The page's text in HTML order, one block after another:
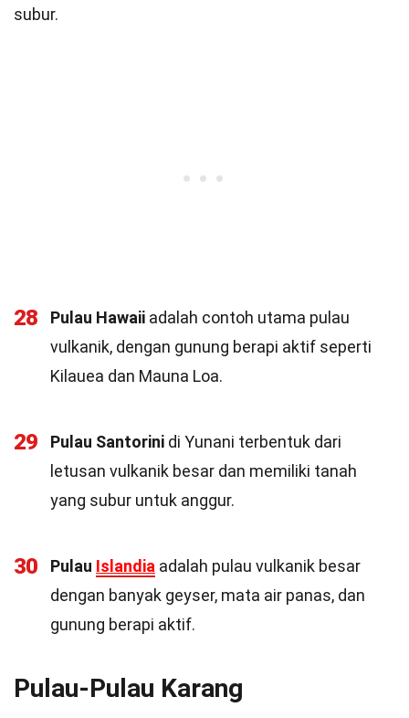
subur.
28 Pulau Hawaii adalah contoh utama pulau
vulkanik, dengan gunung berapi aktif seperti
Kilauea dan Mauna Loa.
29 Pulau Santorini di Yunani terbentuk dari
letusan vulkanik besar dan memiliki tanah
yang subur untuk anggur.
30 Pulau Islandia adalah pulau vulkanik besar
dengan banyak geyser, mata air panas, dan
gunung berapi aktif.
Pulau-Pulau Karang